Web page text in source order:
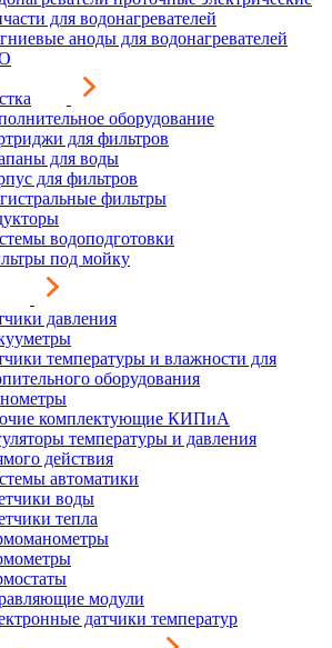
для водонагревателей
аноды для водонагревателей
оборудование
для фильтров
для воды
для фильтров
фильтры
водоподготовки
под мойку
давления
температуры и влажности для
оборудования
комплектующие КИПиА
температуры и давления
действия
автоматики
воды
тепла
модули
датчики температур